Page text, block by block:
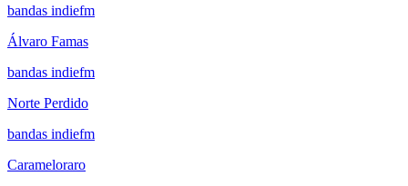
bandas indiefm
Álvaro Famas
bandas indiefm
Norte Perdido
bandas indiefm
Carameloraro